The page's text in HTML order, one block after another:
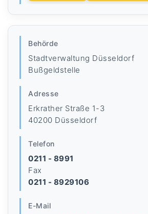
Behörde
Stadtverwaltung Düsseldorf
Bußgeldstelle
Adresse
Erkrather Straße 1-3
40200 Düsseldorf
Telefon
0211 - 8991
Fax
0211 - 8929106
E-Mail